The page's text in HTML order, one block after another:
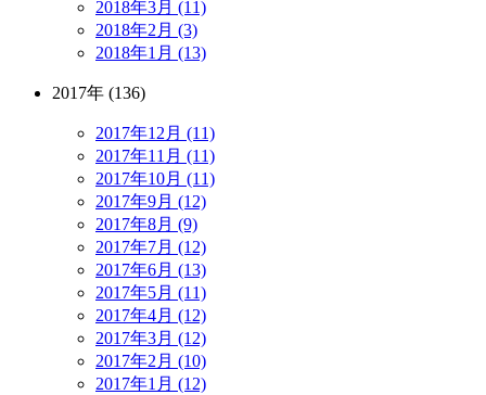
2018年3月 (11)
2018年2月 (3)
2018年1月 (13)
2017年 (136)
2017年12月 (11)
2017年11月 (11)
2017年10月 (11)
2017年9月 (12)
2017年8月 (9)
2017年7月 (12)
2017年6月 (13)
2017年5月 (11)
2017年4月 (12)
2017年3月 (12)
2017年2月 (10)
2017年1月 (12)